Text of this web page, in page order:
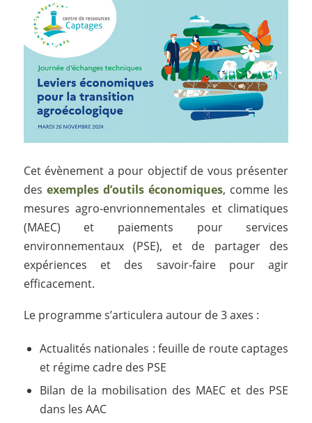
Cet évènement a pour objectif de vous présenter
des exemples d’outils économiques, comme les
mesures agro-envrionnementales et climatiques
(MAEC) et paiements pour services
environnementaux (PSE), et de partager des
expériences et des savoir-faire pour agir
efficacement.
Le programme s’articulera autour de 3 axes :
Actualités nationales : feuille de route captages
et régime cadre des PSE
Bilan de la mobilisation des MAEC et des PSE
dans les AAC